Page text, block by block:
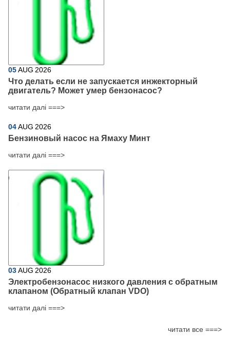
05AUG 2026
Что делать если не запускается инжекторный
двигатель? Может умер бензонасос?
читати далі ===>
04AUG 2026
Бензиновый насос на Ямаху Минт
читати далі ===>
03AUG 2026
Электробензонасос низкого давления с обратным
клапаном (Обратный клапан VDO)
читати далі ===>
читати все ===>